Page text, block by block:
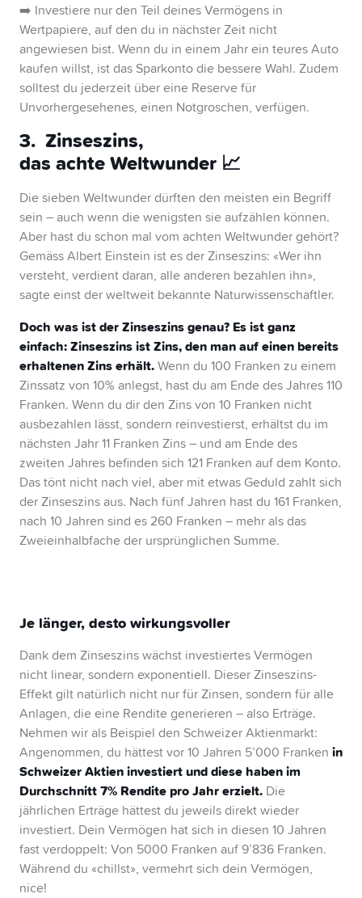
➡️ Investiere nur den Teil deines Vermögens in
Wertpapiere, auf den du in nächster Zeit nicht
angewiesen bist. Wenn du in einem Jahr ein teures Auto
kaufen willst, ist das Sparkonto die bessere Wahl. Zudem
solltest du jederzeit über eine Reserve für
Unvorhergesehenes, einen Notgroschen, verfügen.
3. Zinseszins,
das achte Weltwunder 📈
Die sieben Weltwunder dürften den meisten ein Begriff
sein – auch wenn die wenigsten sie aufzählen können.
Aber hast du schon mal vom achten Weltwunder gehört?
Gemäss Albert Einstein ist es der Zinseszins: «Wer ihn
versteht, verdient daran, alle anderen bezahlen ihn»,
sagte einst der weltweit bekannte Naturwissenschaftler.
Doch was ist der Zinseszins genau? Es ist ganz
einfach: Zinseszins ist Zins, den man auf einen bereits
erhaltenen Zins erhält.Wenn du 100 Franken zu einem
Zinssatz von 10% anlegst, hast du am Ende des Jahres 110
Franken. Wenn du dir den Zins von 10 Franken nicht
ausbezahlen lässt, sondern reinvestierst, erhältst du im
nächsten Jahr 11 Franken Zins – und am Ende des
zweiten Jahres befinden sich 121 Franken auf dem Konto.
Das tönt nicht nach viel, aber mit etwas Geduld zahlt sich
der Zinseszins aus. Nach fünf Jahren hast du 161 Franken,
nach 10 Jahren sind es 260 Franken – mehr als das
Zweieinhalbfache der ursprünglichen Summe.
Je länger, desto wirkungsvoller
Dank dem Zinseszins wächst investiertes Vermögen
nicht linear, sondern exponentiell. Dieser Zinseszins-
Effekt gilt natürlich nicht nur für Zinsen, sondern für alle
Anlagen, die eine Rendite generieren – also Erträge.
Nehmen wir als Beispiel den Schweizer Aktienmarkt:
Angenommen, du hättest vor 10 Jahren 5’000 Franken in
Schweizer Aktien investiert und diese haben im
Durchschnitt 7% Rendite pro Jahr erzielt. Die
jährlichen Erträge hättest du jeweils direkt wieder
investiert. Dein Vermögen hat sich in diesen 10 Jahren
fast verdoppelt: Von 5000 Franken auf 9’836 Franken.
Während du «chillst», vermehrt sich dein Vermögen,
nice!